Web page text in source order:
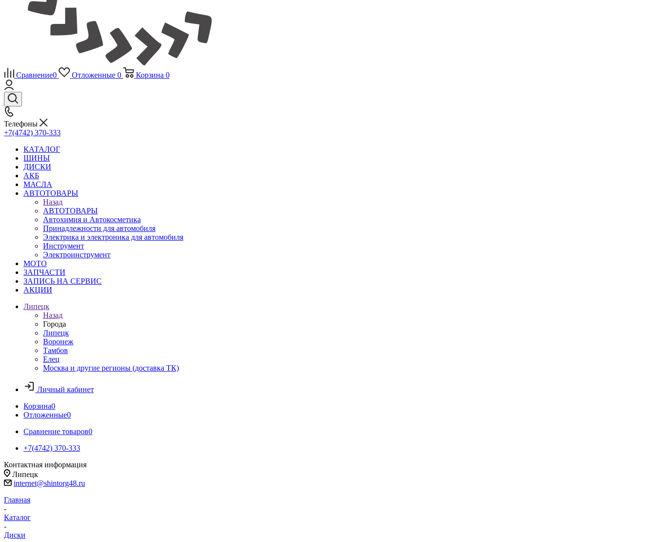
Сравнение0 Отложенные 0 Корзина 0
Телефоны
+7(4742) 370-333
КАТАЛОГ
ШИНЫ
ДИСКИ
АКБ
МАСЛА
АВТОТОВАРЫ
Назад
АВТОТОВАРЫ
Автохимия и Автокосметика
Принадлежности для автомобиля
Электрика и электроника для автомобиля
Инструмент
Электроинструмент
МОТО
ЗАПЧАСТИ
ЗАПИСЬ НА СЕРВИС
АКЦИИ
Липецк
Назад
Города
Липецк
Воронеж
Тамбов
Елец
Москва и другие регионы (доставка ТК)
Личный кабинет
Корзина0
Отложенные0
Сравнение товаров0
+7(4742) 370-333
Контактная информация
Липецк
internet@shintorg48.ru
Главная
-
Каталог
-
Диски